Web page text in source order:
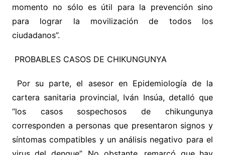
momento no sólo es útil para la prevención sino
para lograr la movilización de todos los
ciudadanos”.
PROBABLES CASOS DE CHIKUNGUNYA
Por su parte, el asesor en Epidemiología de la
cartera sanitaria provincial, Iván Insúa, detalló que
“los casos sospechosos de chikungunya
corresponden a personas que presentaron signos y
síntomas compatibles y un análisis negativo para el